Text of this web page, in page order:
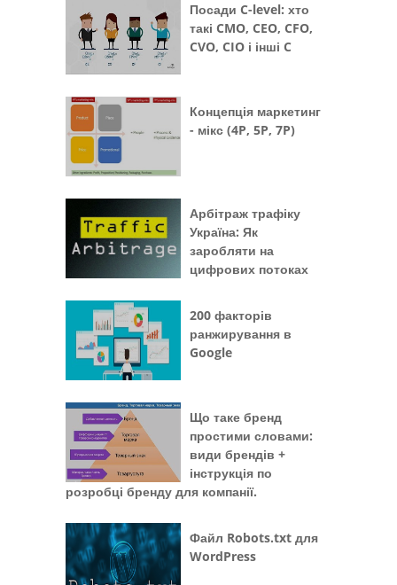
Посади C-level: хто
такі CMO, CEO, CFO,
CVO, CIO і інші C
Концепція маркетинг
- мікс (4P, 5P, 7P)
Арбітраж трафіку
Україна: Як
заробляти на
цифрових потоках
200 факторів
ранжирування в
Google
Що таке бренд
простими словами:
види брендів +
інструкція по
розробці бренду для компанії.
Файл Robots.txt для
WordPress